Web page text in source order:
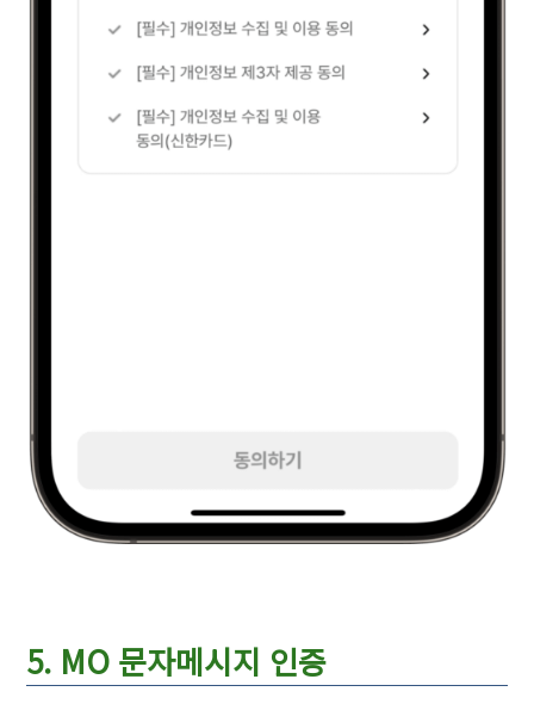
5. MO 문자메시지 인증